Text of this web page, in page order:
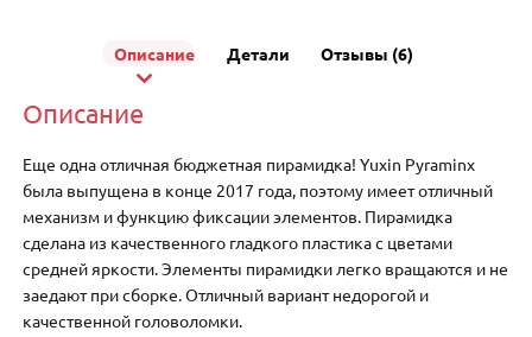
Описание Детали Отзывы (6)
Описание
Еще одна отличная бюджетная пирамидка! Yuxin Pyraminx
была выпущена в конце 2017 года, поэтому имеет отличный
механизм и функцию фиксации элементов. Пирамидка
сделана из качественного гладкого пластика с цветами
средней яркости. Элементы пирамидки легко вращаются и не
заедают при сборке. Отличный вариант недорогой и
качественной головоломки.